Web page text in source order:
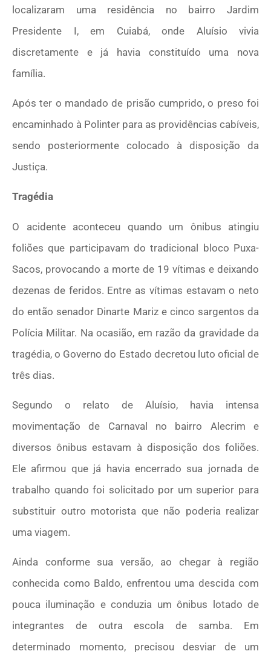
localizaram uma residência no bairro Jardim
Presidente I, em Cuiabá, onde Aluísio vivia
discretamente e já havia constituído uma nova
família.
Após ter o mandado de prisão cumprido, o preso foi
encaminhado à Polinter para as providências cabíveis,
sendo posteriormente colocado à disposição da
Justiça.
Tragédia
O acidente aconteceu quando um ônibus atingiu
foliões que participavam do tradicional bloco Puxa-
Sacos, provocando a morte de 19 vítimas e deixando
dezenas de feridos. Entre as vítimas estavam o neto
do então senador Dinarte Mariz e cinco sargentos da
Polícia Militar. Na ocasião, em razão da gravidade da
tragédia, o Governo do Estado decretou luto oficial de
três dias.
Segundo o relato de Aluísio, havia intensa
movimentação de Carnaval no bairro Alecrim e
diversos ônibus estavam à disposição dos foliões.
Ele afirmou que já havia encerrado sua jornada de
trabalho quando foi solicitado por um superior para
substituir outro motorista que não poderia realizar
uma viagem.
Ainda conforme sua versão, ao chegar à região
conhecida como Baldo, enfrentou uma descida com
pouca iluminação e conduzia um ônibus lotado de
integrantes de outra escola de samba. Em
determinado momento, precisou desviar de um